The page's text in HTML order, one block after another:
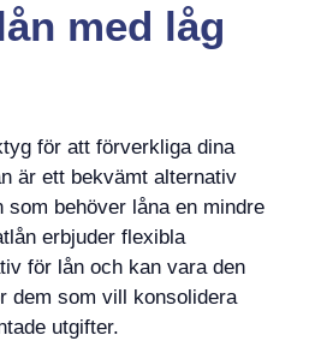
med låg
för att förverkliga dina
är ett bekvämt alternativ
som behöver låna en mindre
erbjuder flexibla
för lån och kan vara den
dem som vill konsolidera
utgifter.